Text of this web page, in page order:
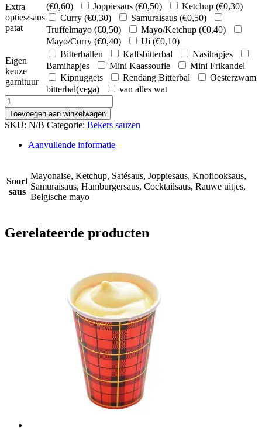
Extra
opties/saus
patat
(€0,60) Joppiesaus (€0,50) Ketchup (€0,30)
Curry (€0,30) Samuraisaus (€0,50)
Truffelmayo (€0,50) Mayo/Ketchup (€0,40)
Mayo/Curry (€0,40) Ui (€0,10)
Eigen
keuze
garnituur
Bitterballen Kalfsbitterbal
Nasihapjes
Bamihapjes
Mini Kaassoufle
Mini Frikandel
Kipnuggets
Rendang Bitterbal
Oesterzwam
bitterbal(vega)
van alles wat
Beker
klein
aantal
Toevoegen aan winkelwagen
SKU: N/B Categorie: Bekers sauzen
Aanvullende informatie
Soort
saus
Mayonaise, Ketchup, Satésaus, Joppiesaus, Knoflooksaus,
Samuraisaus, Hamburgersaus, Cocktailsaus, Rauwe uitjes,
Belgische mayo
Gerelateerde producten